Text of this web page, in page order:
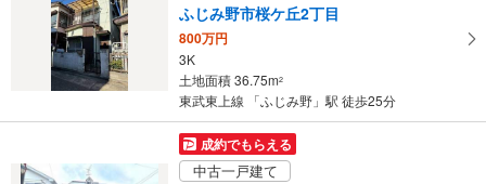
ふじみ野市桜ケ丘2丁目
800万円
3K
土地面積 36.75m2
東武東上線 「ふじみ野」駅 徒歩25分
成約でもらえる
中古一戸建て